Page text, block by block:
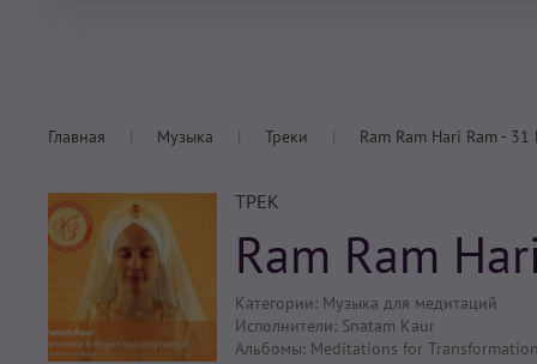
Главная Музыка Треки Ram Ram Hari Ram -
ТРЕК
Ram Ram
Категории: Музыка для медитаций
Исполнители: Snatam Kaur
Альбомы: Meditations for